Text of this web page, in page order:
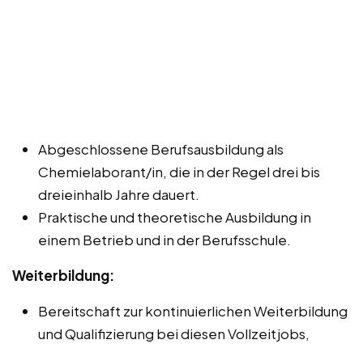
Abgeschlossene Berufsausbildung als
Chemielaborant/in, die in der Regel drei bis
dreieinhalb Jahre dauert.
Praktische und theoretische Ausbildung in
einem Betrieb und in der Berufsschule.
Weiterbildung:
Bereitschaft zur kontinuierlichen Weiterbildung
und Qualifizierung bei diesen Vollzeitjobs,